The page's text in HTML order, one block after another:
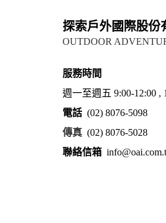
探索戶外國際股份
OUTDOOR
服務時間
週一至週五 9:00-12:00 ,
電話 (02) 8076-5098
傳真 (02) 8076-5028
聯絡信箱